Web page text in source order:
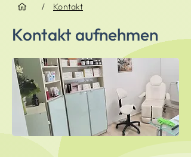
/ Kontakt
Kontakt aufnehmen